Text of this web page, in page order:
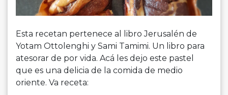
Esta recetan pertenece al libro Jerusalén de
Yotam Ottolenghi y Sami Tamimi. Un libro para
atesorar de por vida. Acá les dejo este pastel
que es una delicia de la comida de medio
oriente. Va receta: